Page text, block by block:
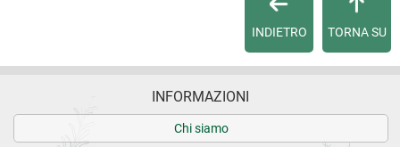
Per maggiori dettagli, vedi leCondizioni di vendita.
TORNA SU
INDIETRO
INFORMAZIONI
Chi siamo